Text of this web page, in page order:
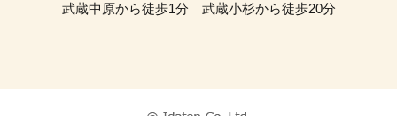
武蔵中原から徒歩1分 武蔵小杉から徒歩20分